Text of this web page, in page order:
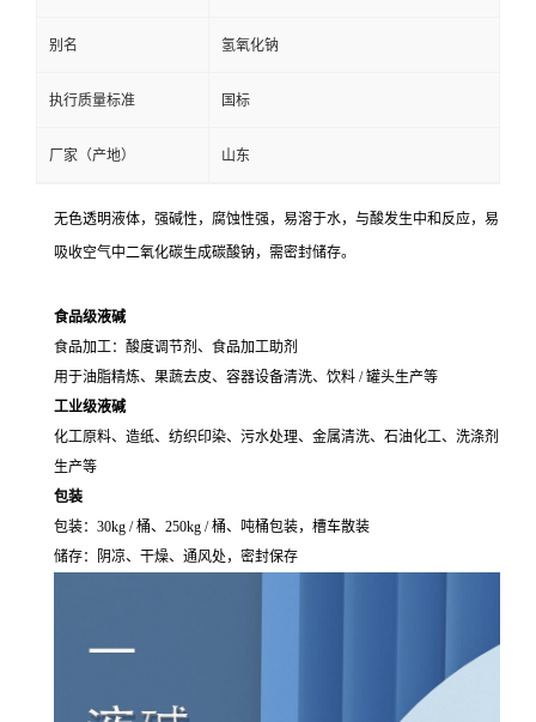
别名 氢氧化钠
执行质量标准 国标
厂家（产地） 山东
无色透明液体，强碱性，腐蚀性强，易溶于水，与酸发生中和反应，易
吸收空气中二氧化碳生成碳酸钠，需密封储存。
食品级液碱
食品加工：酸度调节剂、食品加工助剂
用于油脂精炼、果蔬去皮、容器设备清洗、饮料 / 罐头生产等
工业级液碱
化工原料、造纸、纺织印染、污水处理、金属清洗、石油化工、洗涤剂
生产等
包装
包装：30kg / 桶、250kg / 桶、吨桶包装，槽车散装
储存：阴凉、干燥、通风处，密封保存